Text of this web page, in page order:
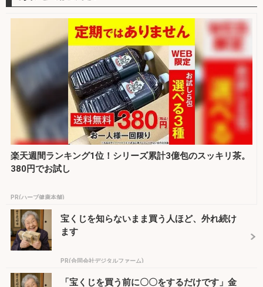
楽天週間ランキング1位！シリーズ累計3億包のスッキリ茶。
380円でお試し
PR(ハーブ健康本舗)
宝くじを知らないまま買う人ほど、外れ続け
ます
PR(合同会社デジタルファーム)
「宝くじを買う前に〇〇をするだけです」金